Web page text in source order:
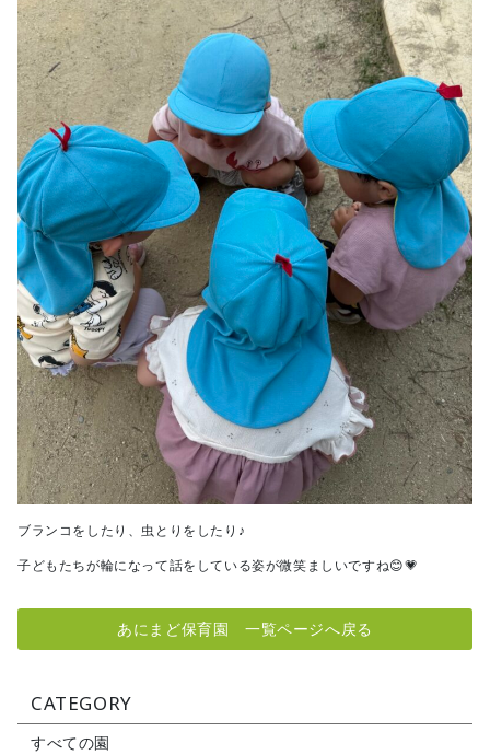
ブランコをしたり、虫とりをしたり♪
子どもたちが輪になって話をしている姿が微笑ましいですね😊💗
あにまど保育園 一覧ページへ戻る
CATEGORY
すべての園